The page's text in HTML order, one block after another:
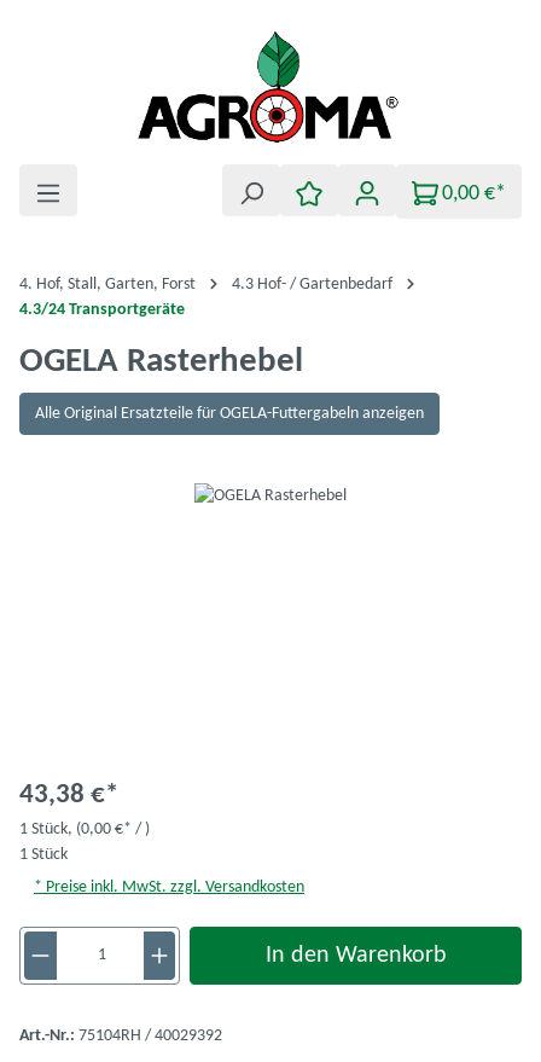
0,00 €*
4. Hof, Stall, Garten, Forst
4.3 Hof- / Gartenbedarf
4.3/24 Transportgeräte
OGELA Rasterhebel
Alle Original Ersatzteile für OGELA-Futtergabeln anzeigen
Bildergalerie überspringen
43,38 €*
1 Stück, (0,00 €* / )
1 Stück
* Preise inkl. MwSt. zzgl. Versandkosten
Produkt Anzahl: Gib den gewünschten Wert
In den Warenkorb
Art.-Nr.: 75104RH / 40029392